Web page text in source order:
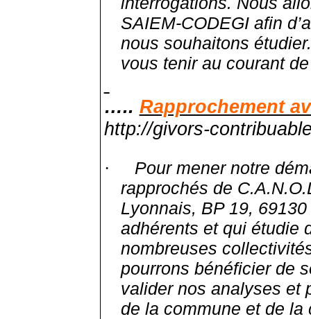
SAIEM-CODEGI afin
nous souhaitons
vous tenir au courant
….. Rapprochement
http://givors-
·
Pour mener notre
rapprochés de
Lyonnais, BP 19,
adhérents et qui étudie
nombreuses
pourrons bénéficier de
valider nos analyses et
de la commune et de la